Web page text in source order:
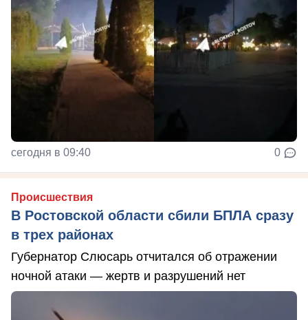
сегодня в 09:40 0
Происшествия
В Ростовской области сбили БПЛА сразу
в трех районах
Губернатор Слюсарь отчитался об отражении
ночной атаки — жертв и разрушений нет